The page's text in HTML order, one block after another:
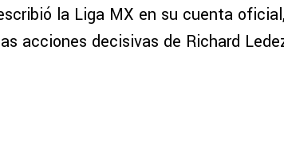
la Liga MX en su cuenta
acciones decisivas de Richard